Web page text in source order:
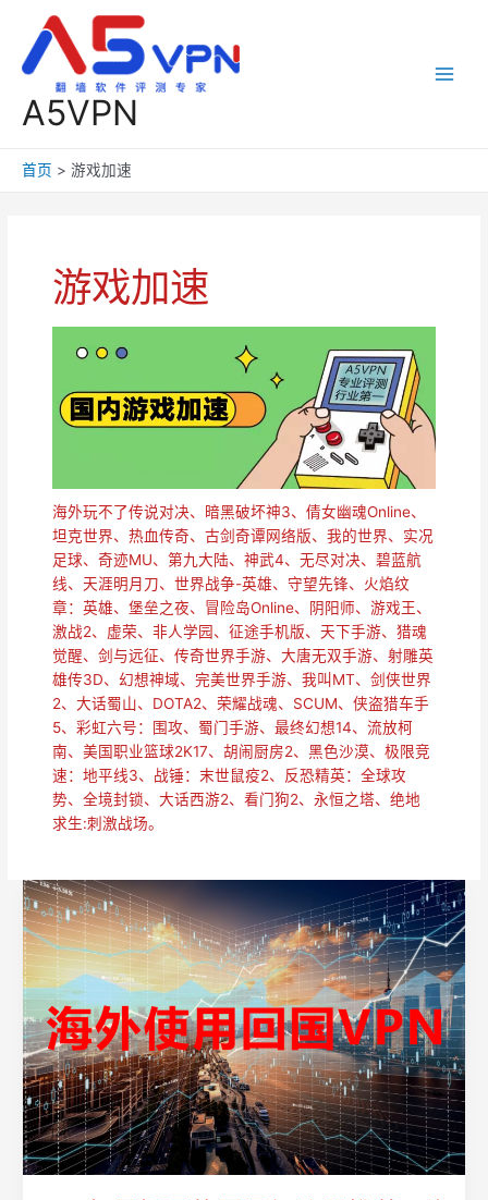
A5VPN
首页 游戏加速
游戏加速
海外玩不了传说对决、暗黑破坏神3、倩女幽魂Online、
坦克世界、热血传奇、古剑奇谭网络版、我的世界、实况
足球、奇迹MU、第九大陆、神武4、无尽对决、碧蓝航
线、天涯明月刀、世界战争-英雄、守望先锋、火焰纹
章：英雄、堡垒之夜、冒险岛Online、阴阳师、游戏王、
激战2、虚荣、非人学园、征途手机版、天下手游、猎魂
觉醒、剑与远征、传奇世界手游、大唐无双手游、射雕英
雄传3D、幻想神域、完美世界手游、我叫MT、剑侠世界
2、大话蜀山、DOTA2、荣耀战魂、SCUM、侠盗猎车手
5、彩虹六号：围攻、蜀门手游、最终幻想14、流放柯
南、美国职业篮球2K17、胡闹厨房2、黑色沙漠、极限竞
速：地平线3、战锤：末世鼠疫2、反恐精英：全球攻
势、全境封锁、大话西游2、看门狗2、永恒之塔、绝地
求生:刺激战场。